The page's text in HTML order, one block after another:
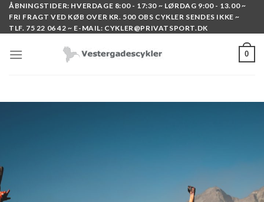
Skip
content
ÅBNINGSTIDER: HVERDAGE 8:00 - 17:30 ~ LØRDAG 9:00 - 13.00 ~
FRI FRAGT VED KØB OVER KR. 500 OBS CYKLER SENDES IKKE ~
TLF. 75 22 06 42 ~ E-MAIL: CYKLER@PRIVATSPORT.DK
0